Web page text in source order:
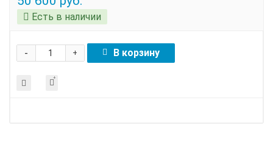
Есть в наличии
+
- В корзину